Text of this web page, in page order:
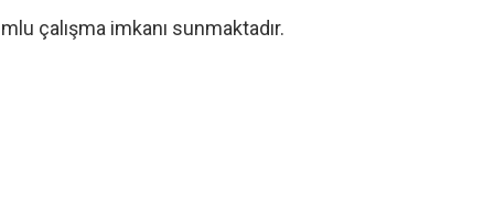
çalışma imkanı sunmaktadır.